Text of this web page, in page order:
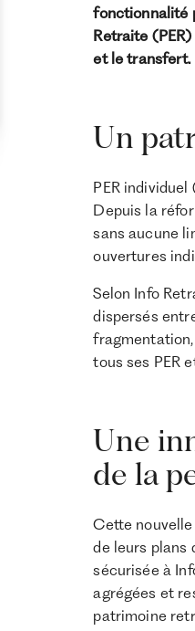
fonctionnalité
Retraite
et le transfert.
Un
PER individuel
Depuis la
sans aucune
ouvertures
Selon Info
dispersés
tous ses PER
Une
de la
Cette
de leurs plans
sécurisée à
agrégées et
patrimoine